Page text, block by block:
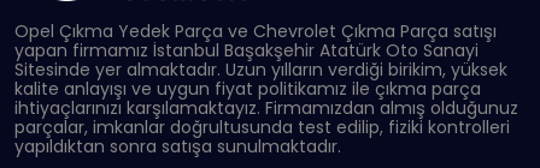
Opel Çıkma Yedek Parça ve Chevrolet Çıkma Parça satışı
yapan firmamız İstanbul Başakşehir Atatürk Oto Sanayi
Sitesinde yer almaktadır. Uzun yılların verdiği birikim, yüksek
kalite anlayışı ve uygun fiyat politikamız ile çıkma parça
ihtiyaçlarınızı karşılamaktayız. Firmamızdan almış olduğunuz
parçalar, imkanlar doğrultusunda test edilip, fiziki kontrolleri
yapıldıktan sonra satışa sunulmaktadır.